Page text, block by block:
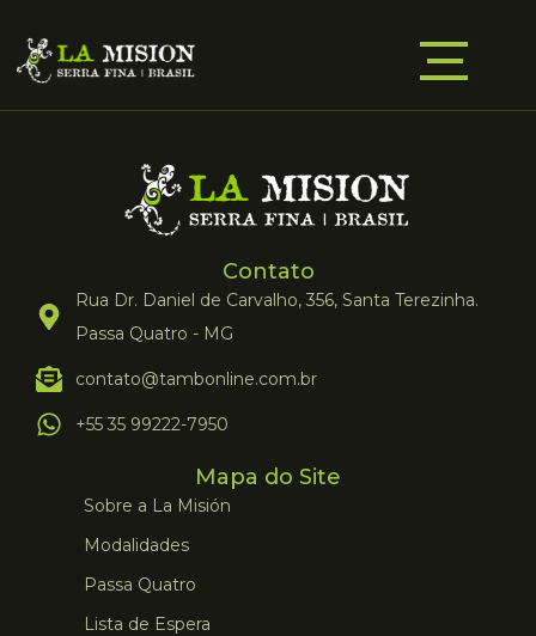
Contato
Rua Dr. Daniel de Carvalho, 356, Santa Terezinha.
Passa Quatro - MG
contato@tambonline.com.br
+55 35 99222-7950
Mapa do Site
Sobre a La Misión
Modalidades
Passa Quatro
Lista de Espera